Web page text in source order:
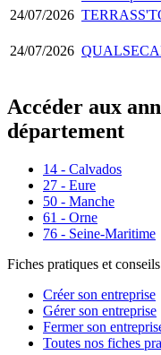
24/07/2026
24/07/2026
Accéder aux
département
14 - Calvados
27 - Eure
50 - Manche
61 - Orne
76 - Seine-Maritime
Fiches pratiques et conseils
Créer son entreprise
Gérer son entreprise
Fermer son
Toutes nos fiches